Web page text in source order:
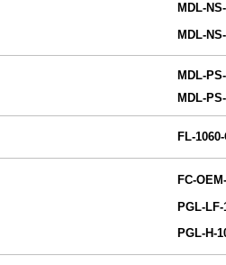
MDL-
MDL-
MDL-
MDL-
FL-
FC-
PGL-LF-
PGL-H-